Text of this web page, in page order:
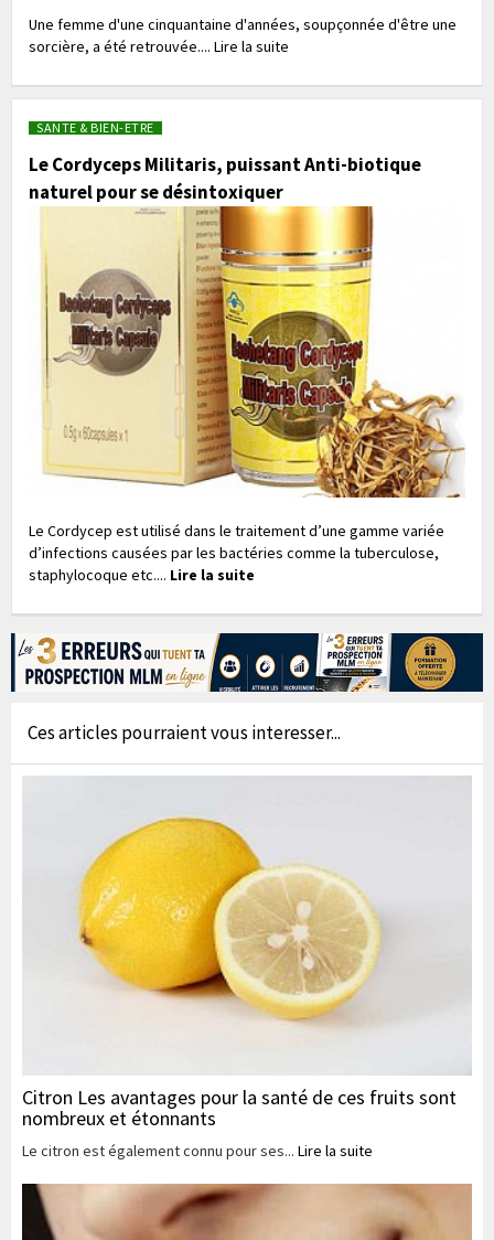
Une femme d'une cinquantaine d'années, soupçonnée d'être une
sorcière, a été retrouvée.... Lire la suite
SANTE & BIEN-ETRE
Le Cordyceps Militaris, puissant Anti-biotique
naturel pour se désintoxiquer
Le Cordycep est utilisé dans le traitement d’une gamme variée
d’infections causées par les bactéries comme la tuberculose,
staphylocoque etc.... Lire la suite
Ces articles pourraient vous interesser...
Citron Les avantages pour la santé de ces fruits sont
nombreux et étonnants
Le citron est également connu pour ses... Lire la suite